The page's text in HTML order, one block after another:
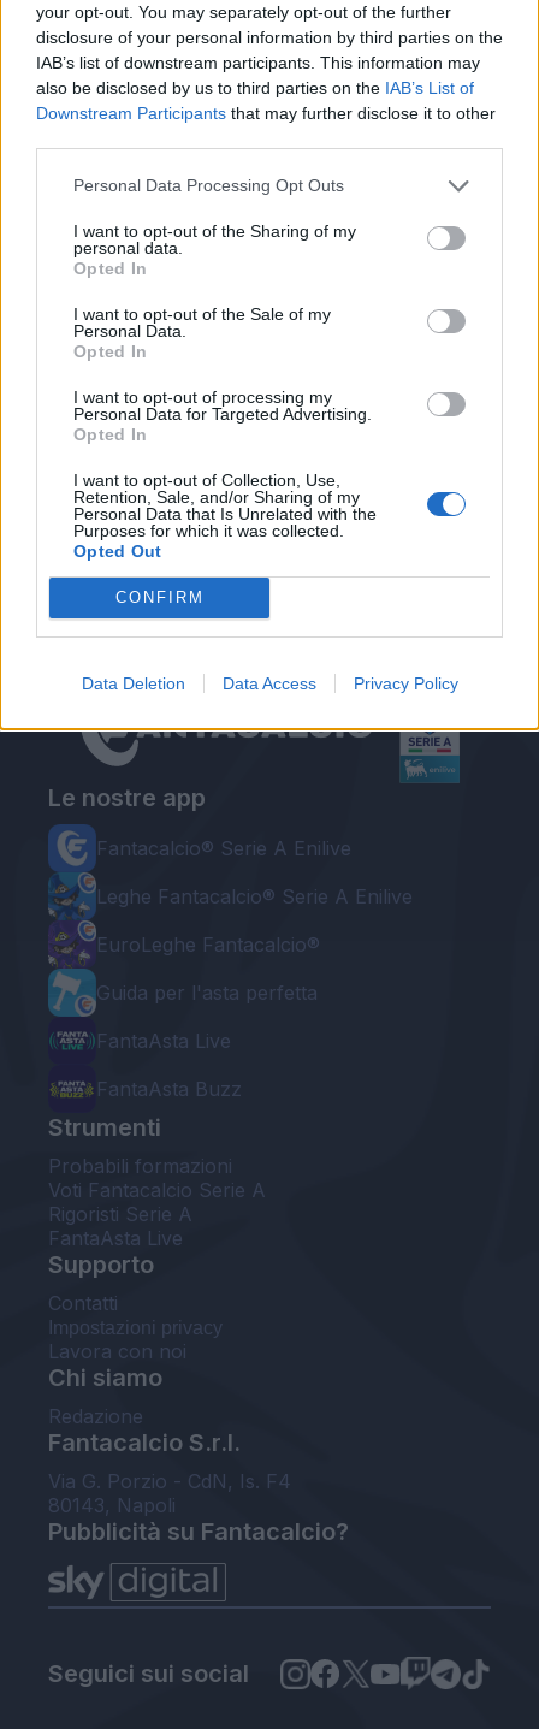
your opt-out. You may separately opt-out of the further
disclosure of your personal information by third parties on the
IAB’s list of downstream participants. This information may
also be disclosed by us to third parties on the IAB’s List of
Downstream Participants that may further disclose it to other
Personal Data Processing Opt Outs
I want to opt-out of the Sharing of my
personal data.
Opted In
I want to opt-out of the Sale of my
Personal Data.
Opted In
I want to opt-out of processing my
Personal Data for Targeted Advertising.
Opted In
I want to opt-out of Collection, Use,
Retention, Sale, and/or Sharing of my
Personal Data that Is Unrelated with the
Purposes for which it was collected.
Opted Out
CONFIRM
Data Deletion Data Access Privacy Policy
che gli viene meno è la determinazione di
portare a casa un contrasto"
, prosegue Spalletti.
"Oggi l’ho scelto, ma ho altri giocatori, oggi è
stato fuori Perotti assieme a Iturbe e Totti,
qualche scelta bisogna farla".
Sul secondo posto consolidato e sull'allungo su
Napoli:
"Noi ci si accosta a quelli che sono i
risultati della Juventus, che è fortissima, è avanti
spazio, per capire come è fatto quel mondo lì…
rinnovo? In questa situazione romana mi sento
perfettamente a mio agio, è casa mia. Firmo solo
se vinco? L'ho detto quattro, cinque volte..."
Autore
Redazione Fantacalcio.it
Le nostre app
Fantacalcio® Serie A Enilive
Leghe Fantacalcio® Serie A Enilive
EuroLeghe Fantacalcio®
Guida per l'asta perfetta
FantaAsta Live
FantaAsta Buzz
Strumenti
Probabili formazioni
Voti Fantacalcio Serie A
Rigoristi Serie A
FantaAsta Live
Supporto
Contatti
Impostazioni privacy
Lavora con noi
Chi siamo
Redazione
Fantacalcio S.r.l.
Via G. Porzio - CdN, Is. F4
80143, Napoli
Pubblicità su Fantacalcio?
Seguici sui social